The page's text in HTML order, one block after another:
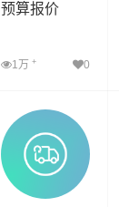
预算报价
1万+ 0
查看详细